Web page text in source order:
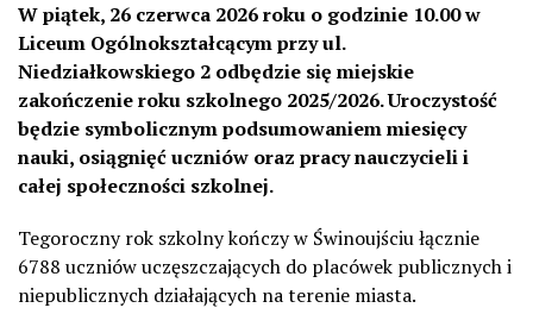
W piątek, 26 czerwca 2026 roku o godzinie 10.00 w
Liceum Ogólnokształcącym przy ul.
Niedziałkowskiego 2 odbędzie się miejskie
zakończenie roku szkolnego 2025/2026. Uroczystość
będzie symbolicznym podsumowaniem miesięcy
nauki, osiągnięć uczniów oraz pracy nauczycieli i
całej społeczności szkolnej.
Tegoroczny rok szkolny kończy w Świnoujściu łącznie
6788 uczniów uczęszczających do placówek publicznych i
niepublicznych działających na terenie miasta.